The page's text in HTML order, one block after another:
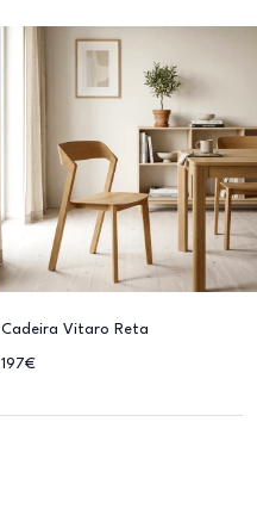
Cadeira Vitaro Reta
197€